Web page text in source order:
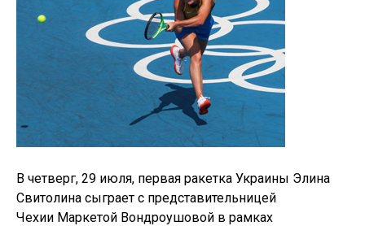
В четверг, 29 июля, первая ракетка Украины Элина
Свитолина сыграет с представительницей
Чехии Маркетой Вондроушовой в рамках